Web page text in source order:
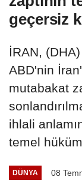
geçersiz
İRAN,
ABD'nin
mutabakat
ihlali
temel
DÜNYA 08